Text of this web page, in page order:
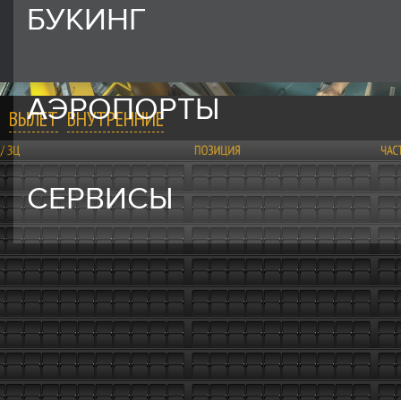
БУКИНГ
АЭРОПОРТЫ
СЕРВИСЫ
ВЫЛЕТ ВНУТРЕННИЕ